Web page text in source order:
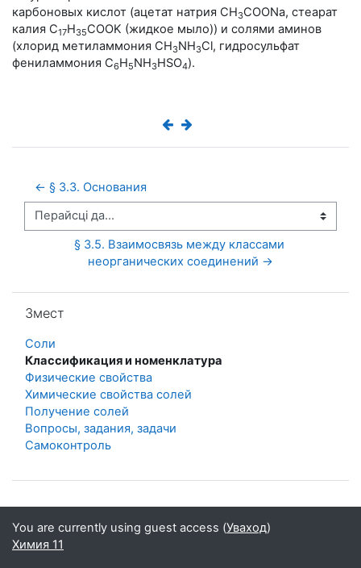
карбоновых кислот (ацетат натрия СН3СООNa, стеарат
калия C17H35COOK (жидкое мыло)) и солями аминов
(хлорид метиламмония СН3NH3Cl, гидросульфат
фениламмония С6Н5NH3HSO4).
← § 3.3. Основания
Перайсці да...
§ 3.5. Взаимосвязь между классами
неорганических соединений →
Змест
Соли
Классификация и номенклатура
Физические свойства
Химические свойства солей
Получение солей
Вопросы, задания, задачи
Самоконтроль
You are currently using guest access (Уваход)
Химия 11